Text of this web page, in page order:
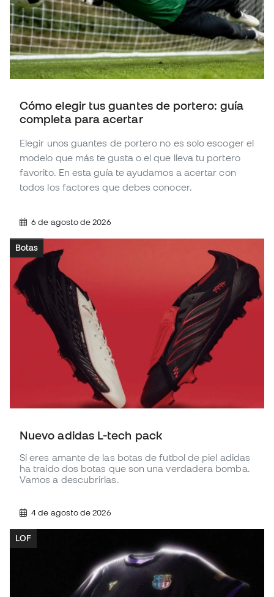
Cómo elegir tus guantes de portero: guía
completa para acertar
Elegir unos guantes de portero no es solo escoger el
modelo que más te gusta o el que lleva tu portero
favorito. En esta guía te ayudamos a acertar con
todos los factores que debes conocer.
6 de agosto de 2026
Botas
Nuevo adidas L-tech pack
Si eres amante de las botas de futbol de piel adidas
ha traído dos botas que son una verdadera bomba.
Vamos a descubrirlas.
4 de agosto de 2026
LOF